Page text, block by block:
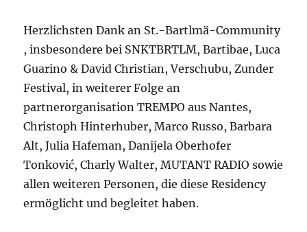
Herzlichsten Dank an St.-Bartlmä-Community
, insbesondere bei SNKTBRTLM, Bartibae, Luca
Guarino & David Christian, Verschubu, Zunder
Festival, in weiterer Folge an
partnerorganisation TREMPO aus Nantes,
Christoph Hinterhuber, Marco Russo, Barbara
Alt, Julia Hafeman, Danijela Oberhofer
Tonković, Charly Walter, MUTANT RADIO sowie
allen weiteren Personen, die diese Residency
ermöglicht und begleitet haben.